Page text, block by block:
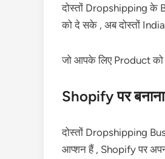
दोस्तों Dropshipping के
को दे सके , अब दोस्तों
जो आपके लिए Product को
Shopify पर
दोस्तों Dropshipping
आप्शन हैं , Shopify पर